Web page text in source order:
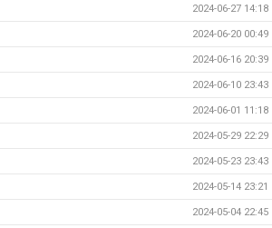
2024-06-27 14:18
2024-06-20 00:49
2024-06-16 20:39
2024-06-10 23:43
2024-06-01 11:18
2024-05-29 22:29
2024-05-23 23:43
2024-05-14 23:21
2024-05-04 22:45